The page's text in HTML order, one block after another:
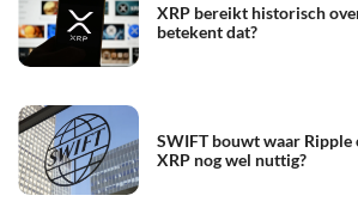
XRP bereikt historisch
betekent dat?
SWIFT bouwt waar Ripple
XRP nog wel nuttig?